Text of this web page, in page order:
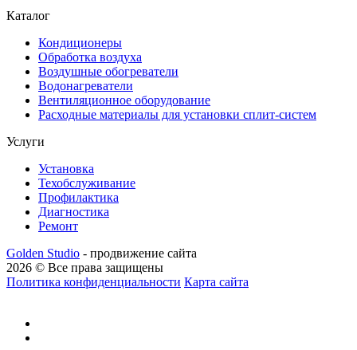
Каталог
Кондиционеры
Обработка воздуха
Воздушные обогреватели
Водонагреватели
Вентиляционное оборудование
Расходные материалы для установки сплит-систем
Услуги
Установка
Техобслуживание
Профилактика
Диагностика
Ремонт
Golden Studio - продвижение сайта
2026 © Все права защищены
Политика конфиденциальности Карта сайта